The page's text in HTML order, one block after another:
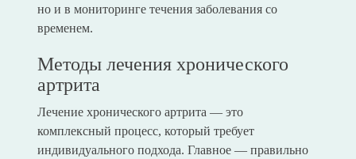
но и в мониторинге течения заболевания со
временем.
Методы лечения хронического
артрита
Лечение хронического артрита — это
комплексный процесс, который требует
индивидуального подхода. Главное — правильно